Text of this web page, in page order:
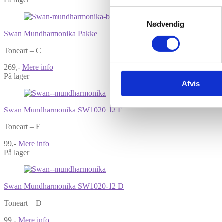
Nødvendig
Afvis
Swan Mundharmonika Pakke
Toneart – C
269,- Mere info
På lager
Swan Mundharmonika SW1020-12 E
Toneart – E
99,- Mere info
På lager
Swan Mundharmonika SW1020-12 D
Toneart – D
99,- Mere info